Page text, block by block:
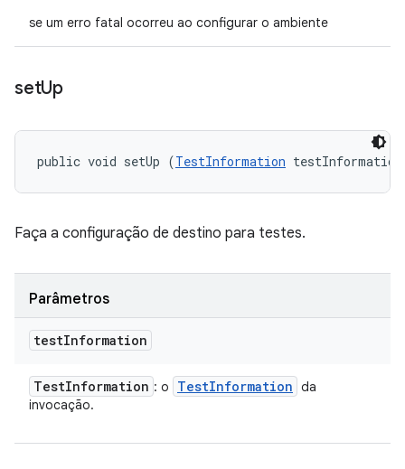
se um erro fatal ocorreu ao configurar o ambiente
setUp
public void setUp (TestInformation
Faça a configuração de destino para testes.
Parâmetros
testInformation
TestInformation : o TestInformation da
invocação.